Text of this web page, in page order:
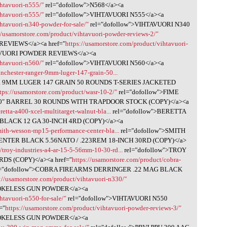
n555/" rel="dofollow">N568</a><a
n555/" rel="dofollow">VIHTAVUORI N555</a><a
n340-powder-for-sale/" rel="dofollow">VIHTAVUORI N340
product/vihtavuori-powder-reviews-2/"
a><a href="https://usamorstore.com/product/vihtavuori-
POWDER REVIEWS</a><a
n560/" rel="dofollow">VIHTAVUORI N560</a><a
ranger-9mm-luger-147-grain-50...
LUGER 147 GRAIN 50 ROUNDS T-SERIES JACKETED
usamorstore.com/product/wasr-10-2/" rel="dofollow">FIME
BARREL 30 ROUNDS WITH TRAPDOOR STOCK (COPY)</a><a
a400-xcel-multitarget-walnut-bla... rel="dofollow">BERETTA
12 GA 30-INCH 4RD (COPY)</a><a
wesson-mp15-performance-center-bla... rel="dofollow">SMITH
BLACK 5.56NATO / .223REM 18-INCH 30RD (COPY)</a>
industries-a4-ar-15-5-56mm-10-30-rd... rel="dofollow">TROY
(COPY)</a><a href="https://usamorstore.com/product/cobra-
FIREARMS DERRINGER .22 MAG BLACK
usamorstore.com/product/vihtavuori-n330/"
GUN POWDER</a><a
n550-for-sale/"rel="dofollow">VIHTAVUORI N550
https://usamorstore.com/product/vihtavuori-powder-reviews-3/"
GUN POWDER</a><a